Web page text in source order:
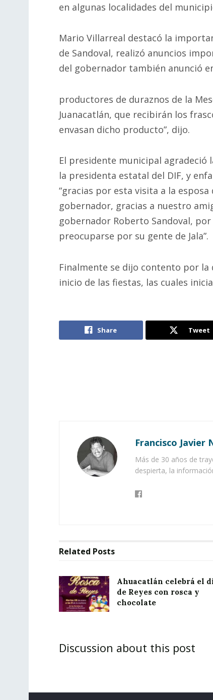
en algunas localidades del
Mario Villarreal destacó la
de Sandoval, realizó anuncios
del gobernador también anunció
productores de duraznos de la
Juanacatlán, que recibirán los
envasan dicho producto”, dijo.
El presidente municipal agradeció
la presidenta estatal del DIF, y
“gracias por esta visita a la esposa
gobernador, gracias a nuestro
gobernador Roberto Sandoval, por
preocuparse por su gente de Jala”.
Finalmente se dijo contento por
inicio de las fiestas, las cuales
Share Tweet
Francisco Javier
Más de 30 años de
despierta, la
Related Posts
Ahuacatlán celebrá el
de Reyes con rosca y
chocolate
Discussion about this post